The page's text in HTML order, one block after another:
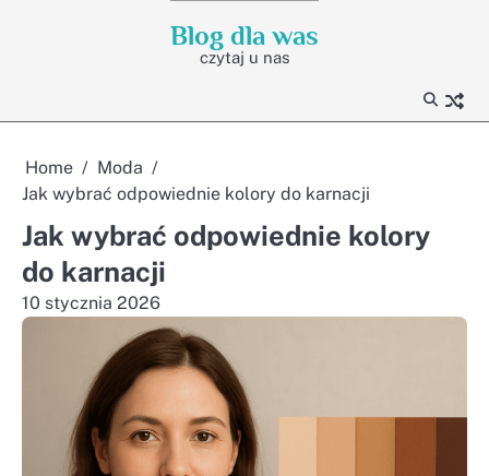
Blog dla was
czytaj u nas
Home
Moda
Jak wybrać odpowiednie kolory do karnacji
Jak wybrać odpowiednie kolory
do karnacji
10 stycznia 2026